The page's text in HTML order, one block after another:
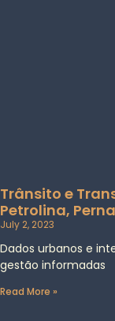
Trânsito e
Petrolina,
July 2, 2023
Dados urbanos e
gestão informadas
Read More »